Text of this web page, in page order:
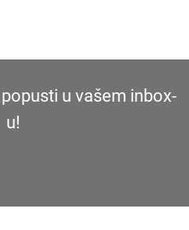
u vašem inbox-
u!